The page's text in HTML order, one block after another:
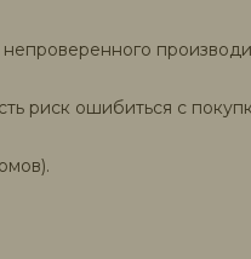
непроверенного
риск ошибиться с